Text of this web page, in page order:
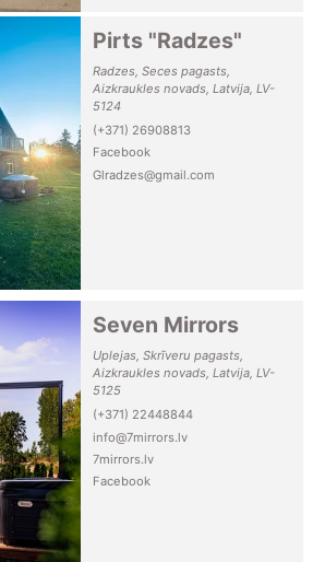
Pirts "Radzes"
Radzes, Seces pagasts,
Aizkraukles novads, Latvija, LV-
5124
(+371) 26908813
Facebook
Glradzes@gmail.com
Seven Mirrors
Uplejas, Skrīveru pagasts,
Aizkraukles novads, Latvija, LV-
5125
(+371) 22448844
info@7mirrors.lv
7mirrors.lv
Facebook